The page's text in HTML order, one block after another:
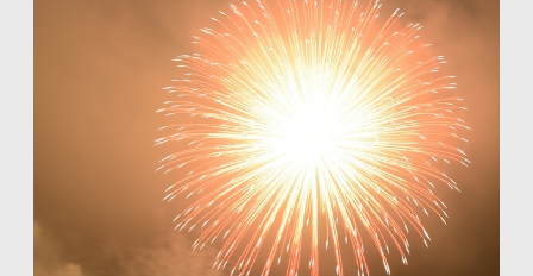
知るほど広がる きものの魅力
お知らせ
プライバシーポリシー
サイトマップ
お問い合わせ